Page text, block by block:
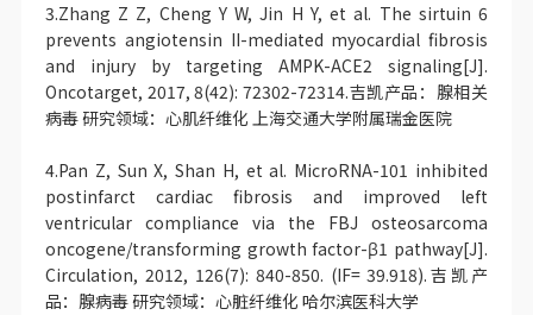
3.Zhang Z Z, Cheng Y W, Jin H Y, et al. The sirtuin 6
prevents angiotensin II-mediated myocardial fibrosis
and injury by targeting AMPK-ACE2 signaling[J].
Oncotarget, 2017, 8(42): 72302-72314.吉凯产品：腺相关
病毒 研究领域：心肌纤维化 上海交通大学附属瑞金医院
4.Pan Z, Sun X, Shan H, et al. MicroRNA-101 inhibited
postinfarct cardiac fibrosis and improved left
ventricular compliance via the FBJ osteosarcoma
oncogene/transforming growth factor-β1 pathway[J].
Circulation, 2012, 126(7): 840-850. (IF= 39.918).吉凯产
品：腺病毒 研究领域：心脏纤维化 哈尔滨医科大学